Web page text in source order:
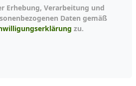
Daten gemäß
zu.